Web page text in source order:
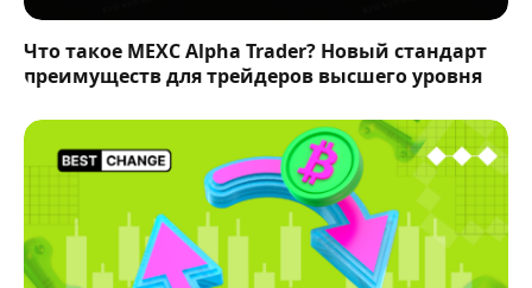
Что такое MEXC Alpha Trader? Новый стандарт
преимуществ для трейдеров высшего уровня